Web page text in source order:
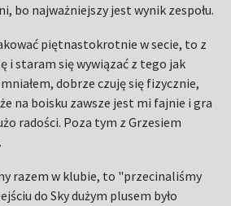
bo najważniejszy jest wynik zespołu.
piętnastokrotnie w secie, to z
i staram się wywiązać z tego jak
dobrze czuję się fizycznie,
na boisku zawsze jest mi fajnie i gra
radości. Poza tym z Grzesiem
razem w klubie, to "przecinaliśmy
do Sky dużym plusem było